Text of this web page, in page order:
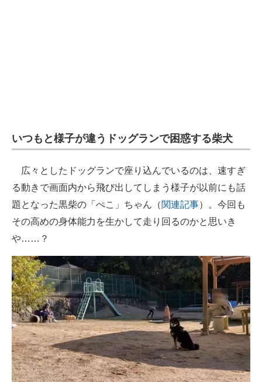
製造業のIT導入・活用を支援
エレクトロニクス専門サイト
電子設計の基本と応用
エネルギーの専門メディア
建設×テクノロジーの最前線
ちょっと気になるネットの話題
いつもと様子が違うドッグランで困惑する柴犬
広々としたドッグランで座り込んでいるのは、速すぎ
る動きで画面内から飛び出してしまう様子が以前にも話
題となった黒柴の「ぺこ」ちゃん（関連記事）。今回も
その高めの身体能力を生かして走り回るのかと思いき
や……？